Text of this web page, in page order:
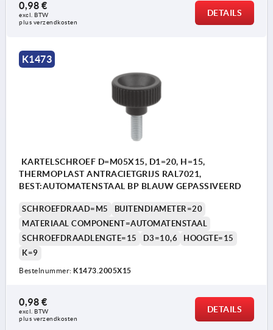
0,98 €
excl. BTW
plus verzendkosten
DETAILS
K1473
KARTELSCHROEF D=M05X15, D1=20, H=15,
THERMOPLAST ANTRACIETGRIJS RAL7021,
BEST:AUTOMATENSTAAL BP BLAUW GEPASSIVEERD
SCHROEFDRAAD=M5
BUITENDIAMETER=20
MATERIAAL COMPONENT=AUTOMATENSTAAL
SCHROEFDRAADLENGTE=15
D3=10,6
HOOGTE=15
K=9
Bestelnummer: K1473.2005X15
0,98 €
excl. BTW
plus verzendkosten
DETAILS